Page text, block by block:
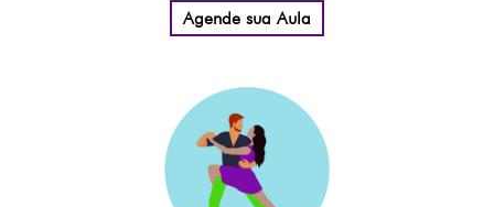
Agende sua Aula